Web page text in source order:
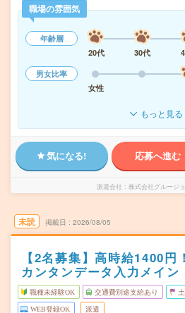
職場の雰囲気
年齢層
20代
30代
男女比率
女性
もっと見る
気になる! 応募へ進む
派遣会社 株式会社グルージ
未読 掲載日 2026/08/05
【2名募集】高時給1400円
カンタンデータ入力メイン
職種未経験OK 交通費別途支給あり
WEB登録OK 派遣